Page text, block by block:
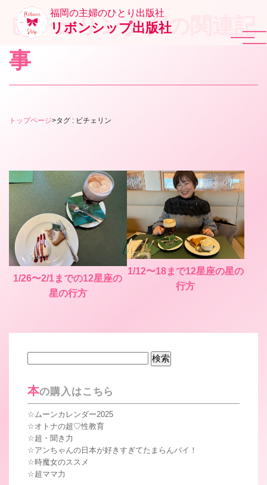
福岡の主婦のひとり出版社
リボンシップ出版社
ビチェリンタグの関連記
事
トップページ>タグ : ビチェリン
1/26〜2/1までの12星座の
星の行方
1/12〜18まで12星座の星の
行方
本の購入はこちら
ムーンカレンダー2025
オトナの超♡性教育
超・聞き力
アンちゃんの日本が好きすぎてたまらんバイ！
時魔女のススメ
超ママ力